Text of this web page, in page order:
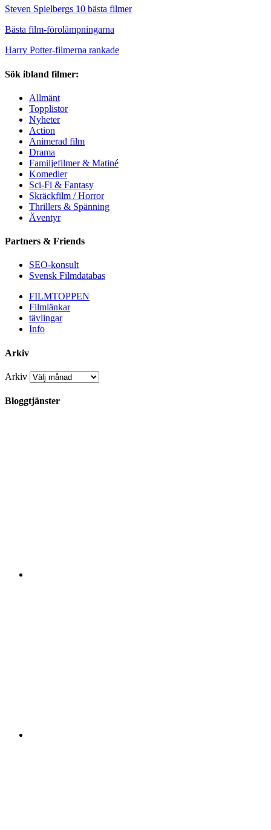
Steven Spielbergs 10 bästa filmer
Bästa film-förolämpningarna
Harry Potter-filmerna rankade
Sök ibland filmer:
Allmänt
Topplistor
Nyheter
Action
Animerad film
Drama
Familjefilmer & Matiné
Komedier
Sci-Fi & Fantasy
Skräckfilm / Horror
Thrillers & Spänning
Äventyr
Partners & Friends
SEO-konsult
Svensk Filmdatabas
FILMTOPPEN
Filmlänkar
tävlingar
Info
Arkiv
Arkiv
Bloggtjänster